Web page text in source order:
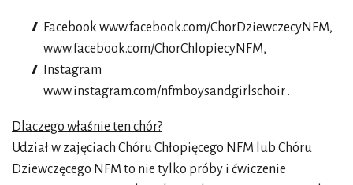
Facebook www.facebook.com/ChorDziewczecyNFM,
www.facebook.com/ChorChlopiecyNFM,
Instagram
www.instagram.com/nfmboysandgirlschoir.
Dlaczego właśnie ten chór?
Udział w zajęciach Chóru Chłopięcego NFM lub Chóru
Dziewczęcego NFM to nie tylko próby i ćwiczenie